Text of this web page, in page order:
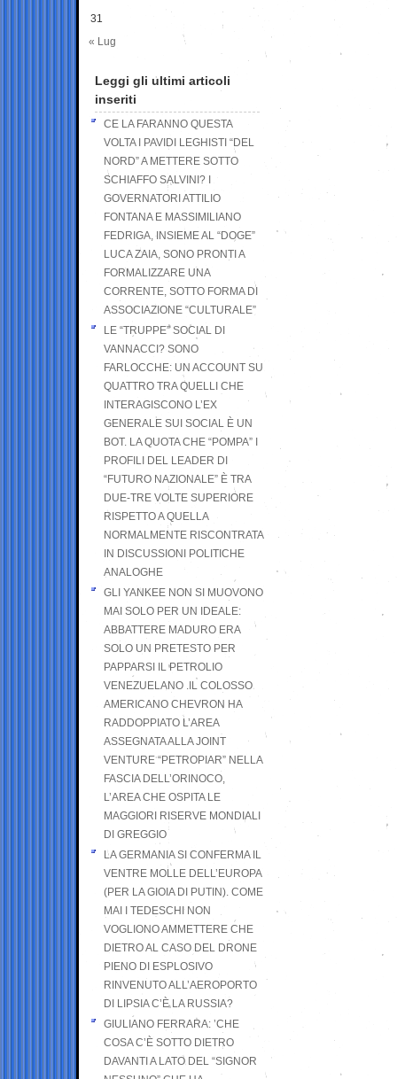
31
« Lug
Leggi gli ultimi articoli
inseriti
CE LA FARANNO QUESTA
VOLTA I PAVIDI LEGHISTI “DEL
NORD” A METTERE SOTTO
SCHIAFFO SALVINI? I
GOVERNATORI ATTILIO
FONTANA E MASSIMILIANO
FEDRIGA, INSIEME AL “DOGE”
LUCA ZAIA, SONO PRONTI A
FORMALIZZARE UNA
CORRENTE, SOTTO FORMA DI
ASSOCIAZIONE “CULTURALE”
LE “TRUPPE” SOCIAL DI
VANNACCI? SONO
FARLOCCHE: UN ACCOUNT SU
QUATTRO TRA QUELLI CHE
INTERAGISCONO L’EX
GENERALE SUI SOCIAL È UN
BOT. LA QUOTA CHE “POMPA” I
PROFILI DEL LEADER DI
“FUTURO NAZIONALE” È TRA
DUE-TRE VOLTE SUPERIORE
RISPETTO A QUELLA
NORMALMENTE RISCONTRATA
IN DISCUSSIONI POLITICHE
ANALOGHE
GLI YANKEE NON SI MUOVONO
MAI SOLO PER UN IDEALE:
ABBATTERE MADURO ERA
SOLO UN PRETESTO PER
PAPPARSI IL PETROLIO
VENEZUELANO .IL COLOSSO
AMERICANO CHEVRON HA
RADDOPPIATO L’AREA
ASSEGNATA ALLA JOINT
VENTURE “PETROPIAR” NELLA
FASCIA DELL’ORINOCO,
L’AREA CHE OSPITA LE
MAGGIORI RISERVE MONDIALI
DI GREGGIO
LA GERMANIA SI CONFERMA IL
VENTRE MOLLE DELL’EUROPA
(PER LA GIOIA DI PUTIN). COME
MAI I TEDESCHI NON
VOGLIONO AMMETTERE CHE
DIETRO AL CASO DEL DRONE
PIENO DI ESPLOSIVO
RINVENUTO ALL’AEROPORTO
DI LIPSIA C’È LA RUSSIA?
GIULIANO FERRARA: ’CHE
COSA C’È SOTTO DIETRO
DAVANTI A LATO DEL “SIGNOR